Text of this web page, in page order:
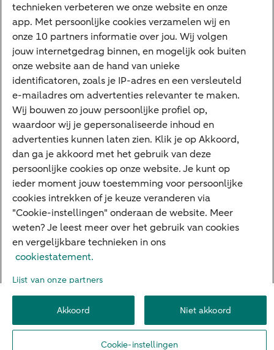
ABN AMRO app
Tikkie
Apple Pay
Google Pay
Veilig bankieren
Meest gezocht
Hypotheek berekenen
E.dentifier
Jaaroverzicht
Rood staan
Over ABN AMRO
Werken bij ABN AMRO
DuurzaamheidVeiligheidPrivacy DisclaimerCookie-instellingen
© 2026 ABN AMRO
technieken verbeteren we onze website en onze
app. Met persoonlijke cookies verzamelen wij en
onze 10 partners informatie over jou. Wij volgen
jouw internetgedrag binnen, en mogelijk ook buiten
onze website aan de hand van unieke
identificatoren, zoals je IP-adres en een versleuteld
e-mailadres om advertenties relevanter te maken.
Wij bouwen zo jouw persoonlijke profiel op,
waardoor wij je gepersonaliseerde inhoud en
advertenties kunnen laten zien. Klik je op Akkoord,
dan ga je akkoord met het gebruik van deze
persoonlijke cookies op onze website. Je kunt op
ieder moment jouw toestemming voor persoonlijke
cookies intrekken of je keuze veranderen via
"Cookie-instellingen" onderaan de website. Meer
weten? Je leest meer over het gebruik van cookies
en vergelijkbare technieken in ons
cookiestatement.
Lijst van onze partners
Akkoord Niet akkoord
Cookie-instellingen